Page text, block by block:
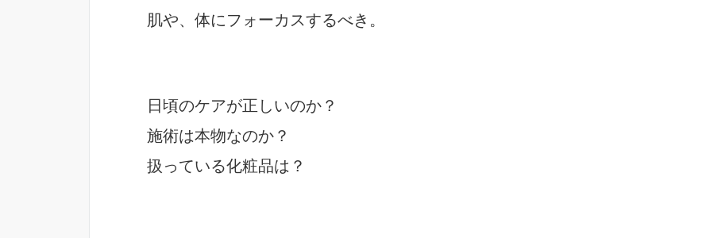
肌や、体にフォーカスするべき。
日頃のケアが正しいのか？
施術は本物なのか？
扱っている化粧品は？